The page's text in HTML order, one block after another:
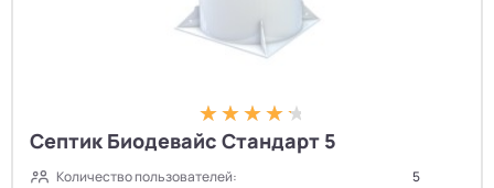
Септик Биодевайс Стандарт 5
Количество пользователей:
5